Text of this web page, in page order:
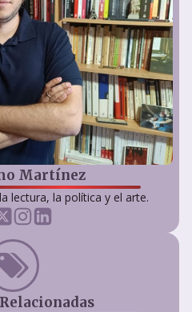
Martínez
lectura, la política y el arte.